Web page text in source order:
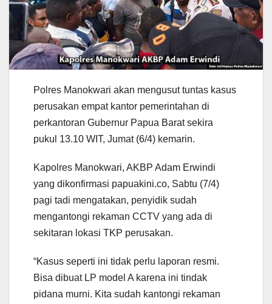
Polres Manokwari akan mengusut tuntas kasus
perusakan empat kantor pemerintahan di
perkantoran Gubernur Papua Barat sekira
pukul 13.10 WIT, Jumat (6/4) kemarin.
Kapolres Manokwari, AKBP Adam Erwindi
yang dikonfirmasi papuakini.co, Sabtu (7/4)
pagi tadi mengatakan, penyidik sudah
mengantongi rekaman CCTV yang ada di
sekitaran lokasi TKP perusakan.
“Kasus seperti ini tidak perlu laporan resmi.
Bisa dibuat LP model A karena ini tindak
pidana murni. Kita sudah kantongi rekaman